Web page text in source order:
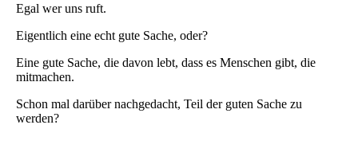
Egal wer uns ruft.
Eigentlich eine echt gute Sache, oder?
Eine gute Sache, die davon lebt, dass es Menschen gibt, die
mitmachen.
Schon mal darüber nachgedacht, Teil der guten Sache zu
werden?